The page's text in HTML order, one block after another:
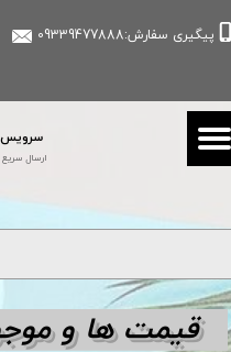
سرویس
ارسال
پیگیری سفارش:09339477888
حساب کاربری من
تغییر گذر واژه
سفارشات
قیمت ها و مو